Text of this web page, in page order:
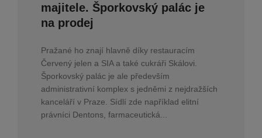
majitele. Šporkovský palác je
na prodej
Pražané ho znají hlavně díky restauracím
Červený jelen a SIA a také cukráři Skálovi.
Šporkovský palác je ale především
administrativní komplex s jedněmi z nejdražších
kanceláří v Praze. Sídlí zde například elitní
právníci Dentons, farmaceutická...